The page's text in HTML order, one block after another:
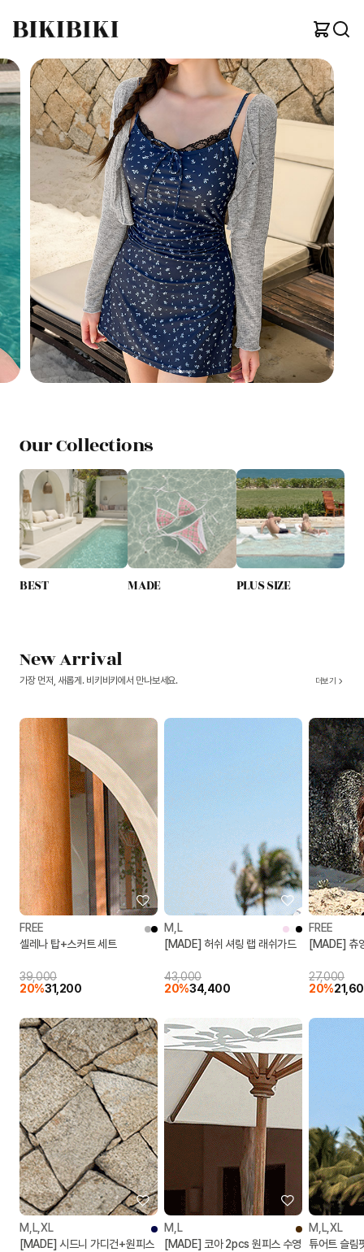
Our Collections
BEST MADE PLUS SIZE
New Arrival
가장 먼저, 새롭게. 비키비키에서 만나보세요. 더보기
FREE
셀레나 탑+스커트 세트
39,000
20%31,200
M,L,XL
[MADE] 시드니 가디건+원피스
M,L
[MADE] 허쉬 셔링 랩 래쉬가드
43,000
20%34,400
M,L
[MADE] 코아 2pcs 원피스 수영
FREE
[MADE] 츄
27,000
20%
M,L,XL
튜어트 슬림